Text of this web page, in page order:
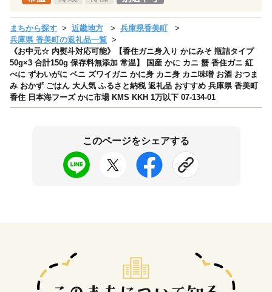
まちから探す 近畿地方
兵庫県香美町
兵庫県 香美町の返礼品一覧
《お中元☆ 内熨斗対応可能》【香住ガニ身入り かにみそ 瓶詰タイプ
50g×3 合計150g 保存料無添加 常温】 国産 かに カニ 蟹 香住ガニ 紅
べに ずわいがに ベニ ズワイガニ かに身 カニ身 カニ味噌 お酒 おつま
み おかず ごはん 大人気 ふるさと納税 返礼品 おすすめ 兵庫県 香美町
香住 日本海フーズ かに市場 KMS KKH 1万以下 07-134-01
このページをシェアする